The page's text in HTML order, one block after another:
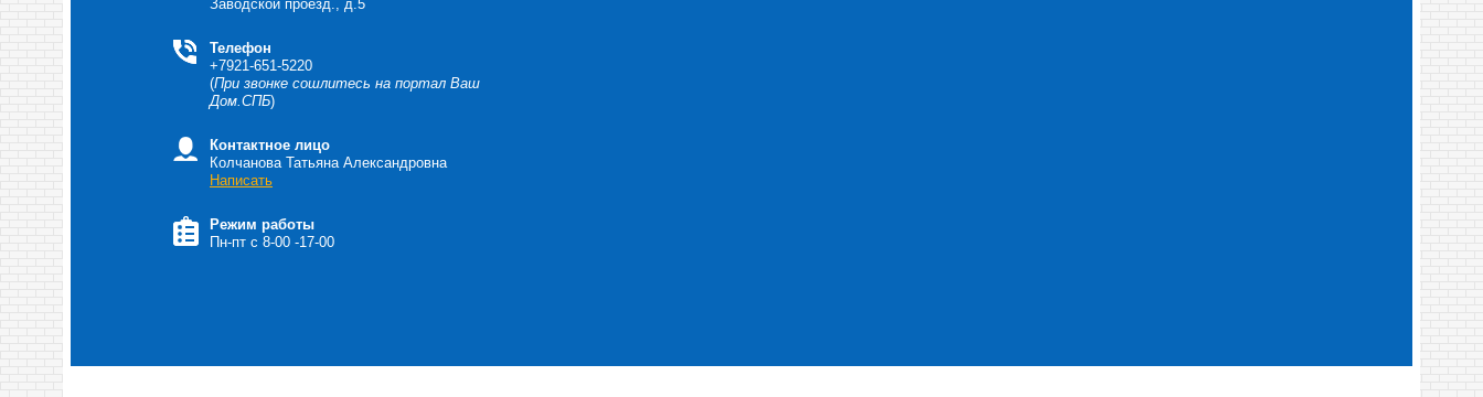
Заводской проезд., д.5
Телефон
+7921-651-5220
(При звонке сошлитесь на портал Ваш
Дом.СПБ)
Контактное лицо
Колчанова Татьяна Александровна
Написать
Режим работы
Пн-пт с 8-00 -17-00